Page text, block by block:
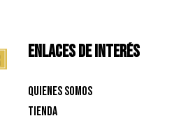
ENLACES DE INTERÉS
Quienes Somos
Tienda